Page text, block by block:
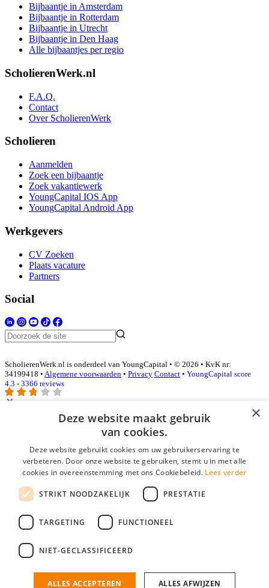
Bijbaantje in Amsterdam
Bijbaantje in Rotterdam
Bijbaantje in Utrecht
Bijbaantje in Den Haag
Alle bijbaantjes per regio
ScholierenWerk.nl
F.A.Q.
Contact
Over ScholierenWerk
Scholieren
Aanmelden
Zoek een bijbaantje
Zoek vakantiewerk
YoungCapital IOS App
YoungCapital Android App
Werkgevers
CV Zoeken
Plaats vacature
Partners
Social
ScholierenWerk.nl is onderdeel van YoungCapital • © 2026 • KvK nr:
34199418 • Algemene voorwaarden • Privacy Contact • YoungCapital score
4.3 - 3366 reviews
Inloggen als bedrijf
E-mail*
Wachtwoord
login gegevens onthouden
login
Bedrijf aanmelden
nieuwe collega/werknemer zo gevonden!
×
Deze website maakt gebruik
van cookies.
Deze website gebruikt cookies om uw gebruikerservaring te
verbeteren. Door onze website te gebruiken, stemt u in met alle
cookies in overeenstemming met ons Cookiebeleid. Lees verder
STRIKT NOODZAKELIJK PRESTATIE
TARGETING FUNCTIONEEL
NIET-GECLASSIFICEERD
ALLES ACCEPTEREN ALLES AFWIJZEN